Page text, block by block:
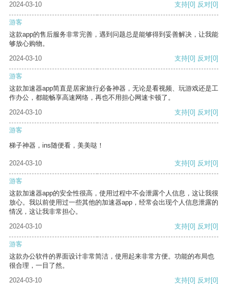
2024-03-10 支持[0] 反对[0]
游客
这款app的售后服务非常完善，遇到问题总是能够得到妥善解决，让我能
够放心购物。
2024-03-10
支持[0] 反对[0]
游客
这款加速器app简直是居家旅行必备神器，无论是看视频、玩游戏还是工
作办公，都能畅享高速网络，再也不用担心网速卡顿了。
2024-03-10
支持[0] 反对[0]
游客
梯子神器，ins随便看，美美哒！
2024-03-10 支持[0] 反对[0]
游客
这款加速器app的安全性很高，使用过程中不会泄露个人信息，这让我很
放心。我以前使用过一些其他的加速器app，经常会出现个人信息泄露的
情况，这让我非常担心。
2024-03-10
支持[0] 反对[0]
游客
这款办公软件的界面设计非常简洁，使用起来非常方便。功能的布局也
很合理，一目了然。
2024-03-10
支持[0] 反对[0]